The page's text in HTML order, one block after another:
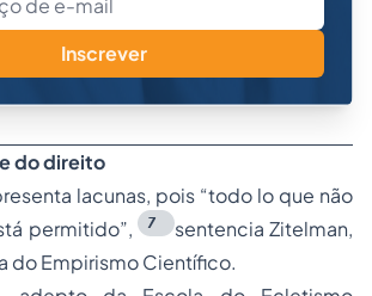
Inscrever
do direito
lacunas, pois “todo lo que não
permitido”,
7
sentencia Zitelman,
do Empirismo Científico.